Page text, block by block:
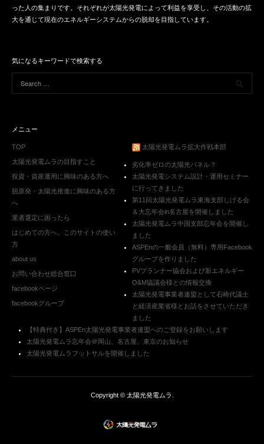
った人の集まりです。それぞれが太陽光発電によって利益を享受し、その活動の拡
大を通じて現在のエネルギーシステムからの脱却を目指しています。
気になるキーワードで検索する
メニュー
TOP
太陽光発電ムラの目指すこと
投資・資産運用に興味のある方へ
脱原発・太陽光推進に興味のある方
へ
業者選定に困ったら
はじめての方へ。このサイトの使い
方
about us
お問い合わせ総合窓口
facebookページ
facebookグループ
太陽光発電ムラ拡大作戦本部
劣化率ゼロの太陽光パネル？
太陽光発電システム設計・運用セミナー
に行ってきました
第11回太陽光発電ムラ東海支部しげる会
＆大忘年会in名古屋を開催しました
太陽光発電ムラ中国支部忘年会を開催し
ました
ASPEnの一般会員（無料）専用Facebook
グループを作りました
PVプランナー協会および新エネルギー
O&M協議会様との情報交換
太陽光発電事業者連盟として石崎代議士
と経済産業省様とお話をさせていただき
ました
【特典付き】ASPEn太陽光発電事業者連盟へのご登録をお願いします
太陽光発電ムラ忘年会＠岡山、名古屋、東京のお知らせ
太陽光発電ムラフットサルを開催しました
Copyright © 太陽光発電ムラ